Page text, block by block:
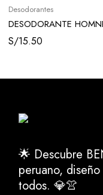
Desodorantes
DESODORANTE
S/15.50
🌟 Descubre
peruano,
todos. 💎👚